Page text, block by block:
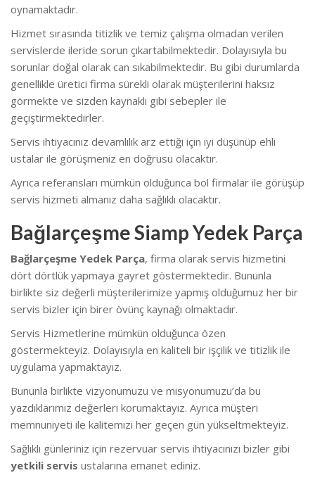
oynamaktadır.
Hizmet sırasında titizlik ve temiz çalışma olmadan verilen
servislerde ileride sorun çıkartabilmektedir. Dolayısıyla bu
sorunlar doğal olarak can sıkabilmektedir. Bu gibi durumlarda
genellikle üretici firma sürekli olarak müşterilerini haksız
görmekte ve sizden kaynaklı gibi sebepler ile
geçiştirmektedirler.
Servis ihtiyacınız devamlılık arz ettiği için iyi düşünüp ehli
ustalar ile görüşmeniz en doğrusu olacaktır.
Ayrıca referansları mümkün olduğunca bol firmalar ile görüşüp
servis hizmeti almanız daha sağlıklı olacaktır.
Bağlarçeşme Siamp Yedek Parça
Bağlarçeşme Yedek Parça, firma olarak servis hizmetini
dört dörtlük yapmaya gayret göstermektedir. Bununla
birlikte siz değerli müşterilerimize yapmış olduğumuz her bir
servis bizler için birer övünç kaynağı olmaktadır.
Servis Hizmetlerine mümkün olduğunca özen
göstermekteyiz. Dolayısıyla en kaliteli bir işçilik ve titizlik ile
uygulama yapmaktayız.
Bununla birlikte vizyonumuzu ve misyonumuzu’da bu
yazdıklarımız değerleri korumaktayız. Ayrıca müşteri
memnuniyeti ile kalitemizi her geçen gün yükseltmekteyiz.
Sağlıklı günleriniz için rezervuar servis ihtiyacınızı bizler gibi
yetkili servis ustalarına emanet ediniz.